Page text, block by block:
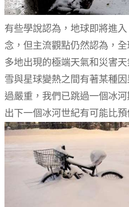
有些學說認為，地球即將進
念，但主流觀點仍然認為，
多地出現的極端天氣和災害
雪與星球變熱之間有著某種
過嚴重，我們已跳過一個冰
出下一個冰河世紀有可能比